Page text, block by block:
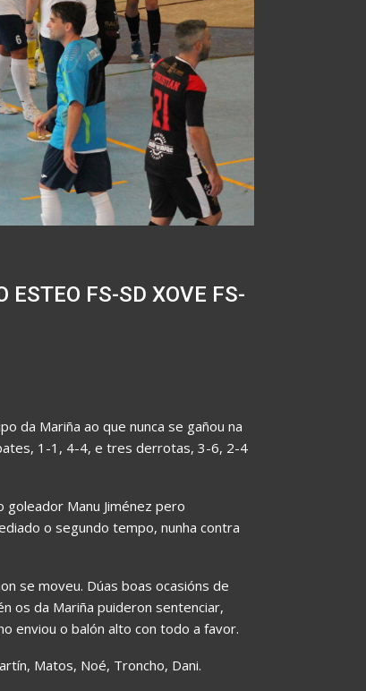
ESTEO FS-SD XOVE FS-
da Mariña ao que nunca se gañou na
1-1, 4-4, e tres derrotas, 3-6, 2-4
Manu Jiménez pero
o segundo tempo, nunha contra
se moveu. Dúas boas ocasións de
os da Mariña puideron sentenciar,
enviou o balón alto con todo a favor.
Matos, Noé, Troncho, Dani.